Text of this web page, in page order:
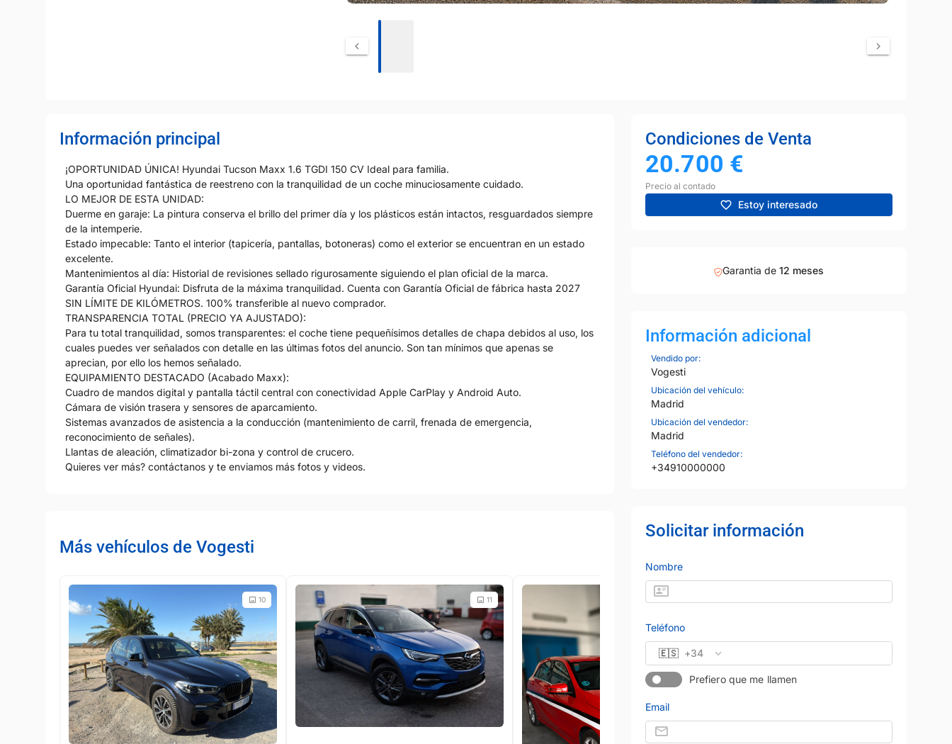
Información principal
¡OPORTUNIDAD ÚNICA! Hyundai Tucson Maxx 1.6 TGDI 150 CV Ideal para familia.
Una oportunidad fantástica de reestreno con la tranquilidad de un coche minuciosamente cuidado.
LO MEJOR DE ESTA UNIDAD:
Duerme en garaje: La pintura conserva el brillo del primer día y los plásticos están intactos, resguardados siempre
de la intemperie.
Estado impecable: Tanto el interior (tapicería, pantallas, botoneras) como el exterior se encuentran en un estado
excelente.
Mantenimientos al día: Historial de revisiones sellado rigurosamente siguiendo el plan oficial de la marca.
Garantía Oficial Hyundai: Disfruta de la máxima tranquilidad. Cuenta con Garantía Oficial de fábrica hasta 2027
SIN LÍMITE DE KILÓMETROS. 100% transferible al nuevo comprador.
TRANSPARENCIA TOTAL (PRECIO YA AJUSTADO):
Para tu total tranquilidad, somos transparentes: el coche tiene pequeñísimos detalles de chapa debidos al uso, los
cuales puedes ver señalados con detalle en las últimas fotos del anuncio. Son tan mínimos que apenas se
aprecian, por ello los hemos señalado.
EQUIPAMIENTO DESTACADO (Acabado Maxx):
Cuadro de mandos digital y pantalla táctil central con conectividad Apple CarPlay y Android Auto.
Cámara de visión trasera y sensores de aparcamiento.
Sistemas avanzados de asistencia a la conducción (mantenimiento de carril, frenada de emergencia,
reconocimiento de señales).
Llantas de aleación, climatizador bi-zona y control de crucero.
Quieres ver más? contáctanos y te enviamos más fotos y videos.
Más vehículos de Vogesti
10 11
Condiciones de Venta
20.700 €
Precio al contado
Estoy interesado
Garantia de 12 meses
Información adicional
Vendido por:
Vogesti
Ubicación del vehículo:
Madrid
Ubicación del vendedor:
Madrid
Teléfono del vendedor:
+34910000000
Solicitar información
Nombre
Teléfono
🇪🇸 +34
Prefiero que me llamen
Email